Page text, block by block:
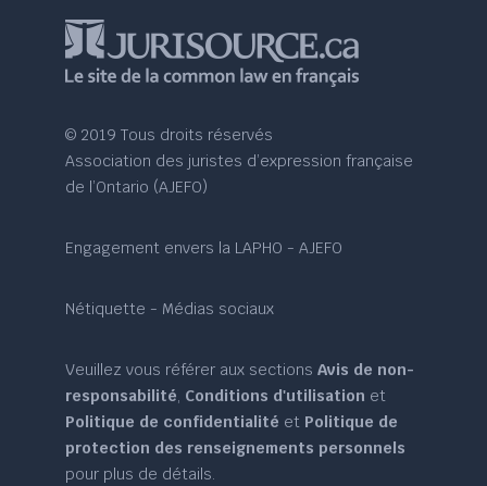
© 2019 Tous droits réservés
Association des juristes d’expression française
de l’Ontario (AJEFO)
Engagement envers la LAPHO - AJEFO
Nétiquette - Médias sociaux
Veuillez vous référer aux sectionsAvis de non-
responsabilité, Conditions d'utilisation et
Politique de confidentialité et Politique de
protection des renseignements personnels
pour plus de détails.